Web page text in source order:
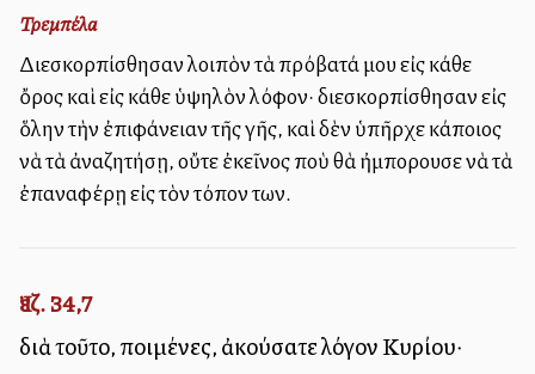
Τρεμπέλα
Διεσκορπίσθησαν λοιπὸν τὰ πρόβατά μου εἰς κάθε
ὄρος καὶ εἰς κάθε ὑψηλὸν λόφον· διεσκορπίσθησαν εἰς
ὅλην τὴν ἐπιφάνειαν τῆς γῆς, καὶ δὲν ὑπῆρχε κάποιος
νὰ τὰ ἀναζητήσῃ, οὔτε ἐκεῖνος ποὺ θὰ ἠμπορουσε νὰ τὰ
ἐπαναφέρῃ εἰς τὸν τόπον των.
Ἰεζ. 34,7
διὰ τοῦτο, ποιμένες, ἀκούσατε λόγον Κυρίου·